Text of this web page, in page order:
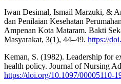
Iwan Desimal, Ismail Marzuki, &
dan Penilaian Kesehatan
Ampenan Kota Mataram. Bakti
Masyarakat, 3(1), 44–49. https://
Keman, S. (1982). Leadership for
health policy. Journal of Nursing
https://doi.org/10.1097/00005110-